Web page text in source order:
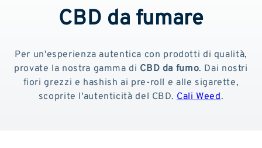
CBD da fumare
Per un'esperienza autentica con prodotti di qualità,
provate la nostra gamma di CBD da fumo. Dai nostri
fiori grezzi e hashish ai pre-roll e alle sigarette,
scoprite l'autenticità del CBD. Cali Weed.